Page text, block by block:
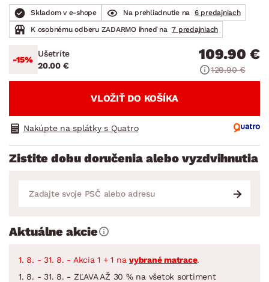
Skladom v e-shope Na prehliadnutie na
6 predajniach
K osobnému odberu ZADARMO ihneď na 7 predajniach
-15%
Ušetríte
20.00 €
109.90 €
129.90 €
VLOŽIŤ DO KOŠÍKA
Nakúpte na splátky s Quatro
Zistite dobu doručenia alebo vyzdvihnutia
Aktuálne akcie
1. 8. - 31. 8. - Akcia 1 + 1 na vybrané matrace.
1. 8. - 31. 8. - ZĽAVA AŽ 30 % na všetok sortiment